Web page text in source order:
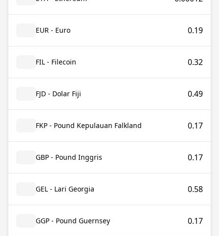
EUR - Euro 0.19
FIL - Filecoin 0.32
FJD - Dolar Fiji 0.49
FKP - Pound Kepulauan Falkland 0.17
GBP - Pound Inggris 0.17
GEL - Lari Georgia 0.58
GGP - Pound Guernsey 0.17